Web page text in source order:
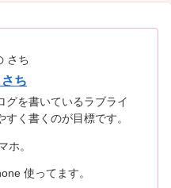
ち
グを書いているラブライ
く書くのが目標です。
ホ。
使ってます。